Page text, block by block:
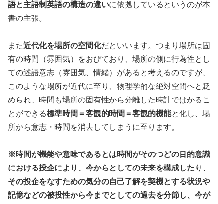
語と主語制英語の構造の違いに依拠しているというのが本
書の主張。
また近代化を場所の空間化だといいます。つまり場所は固
有の時間（雰囲気）をおびており、場所の側に行為性とし
ての述語意志（雰囲気、情緒）があると考えるのですが、
このような場所が近代に至り、物理学的な絶対空間へと貶
められ、時間も場所の固有性から分離した時計ではかるこ
とができる標準時間＝客観的時間＝客観的機能と化し、場
所から意志・時間を消去してしまうに至ります。
※時間が機能や意味であるとは時間がそのつどの目的意識
における投企により、今からとしての未来を構成したり、
その投企をなすための気分の自己了解を契機とする状況や
記憶などの被投性から今までとしての過去を分節し、今が